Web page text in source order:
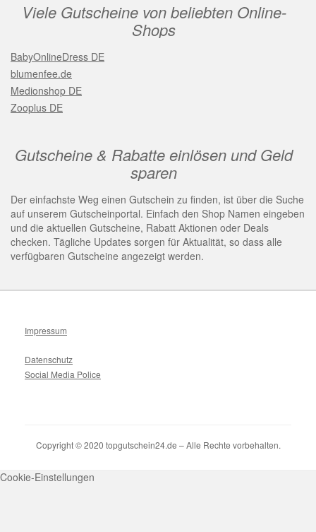
Viele Gutscheine von beliebten Online-
Shops
BabyOnlineDress DE
blumenfee.de
Medionshop DE
Zooplus DE
Gutscheine & Rabatte einlösen und Geld
sparen
Der einfachste Weg einen Gutschein zu finden, ist über die Suche
auf unserem Gutscheinportal. Einfach den Shop Namen eingeben
und die aktuellen Gutscheine, Rabatt Aktionen oder Deals
checken. Tägliche Updates sorgen für Aktualität, so dass alle
verfügbaren Gutscheine angezeigt werden.
Impressum
Datenschutz
Social Media Police
Copyright © 2020 topgutschein24.de – Alle Rechte vorbehalten.
Cookie-Einstellungen